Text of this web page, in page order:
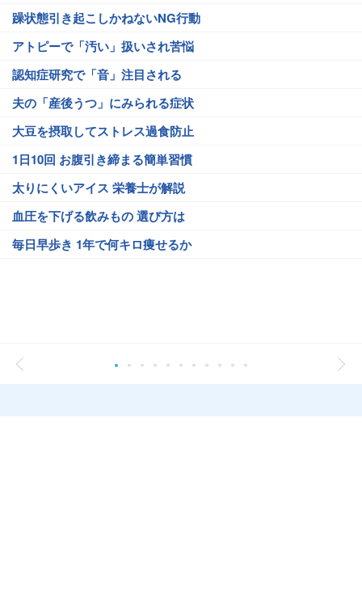
躁状態引き起こしかねないNG行動
アトピーで「汚い」扱いされ苦悩
認知症研究で「音」注目される
夫の「産後うつ」にみられる症状
大豆を摂取してストレス過食防止
1日10回 お腹引き締まる簡単習慣
太りにくいアイス 栄養士が解説
血圧を下げる飲みもの 選び方は
毎日早歩き 1年で何キロ痩せるか